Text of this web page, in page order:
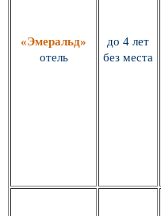
«Эмеральд»
отель
до 4 лет
без места